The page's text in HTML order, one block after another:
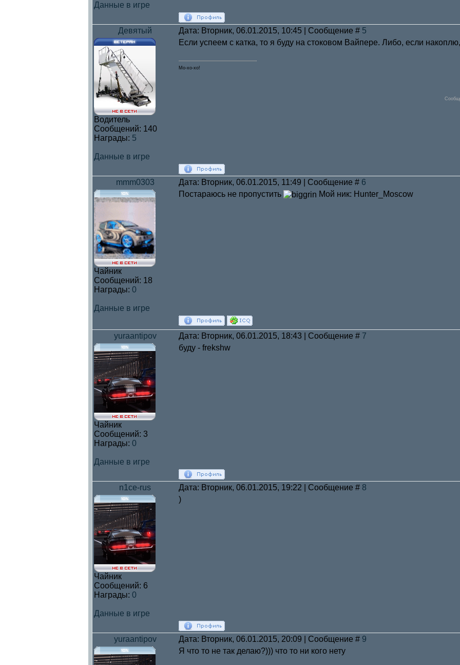
Данные в игре
Девятый Дата: Вторник, 06.01.2015, 10:45 | Сообщение # 5
Водитель
Сообщений: 140
Награды: 5
Данные в игре
Если успеем с катка, то я буду на стоковом Вайпере. Либо, если
Мо-хо-хо!
mmm0303 Дата: Вторник, 06.01.2015, 11:49 | Сообщение # 6
Чайник
Сообщений: 18
Награды: 0
Данные в игре
Постараюсь не пропустить Мой ник: Hunter_Moscow
yuraantipov Дата: Вторник, 06.01.2015, 18:43 | Сообщение # 7
Чайник
Сообщений: 3
Награды: 0
Данные в игре
буду - frekshw
n1ce-rus Дата: Вторник, 06.01.2015, 19:22 | Сообщение # 8
Чайник
Сообщений: 6
Награды: 0
Данные в игре
)
yuraantipov Дата: Вторник, 06.01.2015, 20:09 | Сообщение # 9
Я что то не так делаю?))) что то ни кого нету